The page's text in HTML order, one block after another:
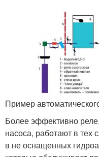
Пример
Более эффективно
насоса, работают в тех
в не оснащенных